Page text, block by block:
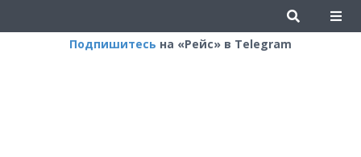
Подпишитесь на «Рейс» в Telegram